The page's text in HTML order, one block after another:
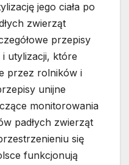
jego ciała po
zwierząt
przepisy
utylizacji, które
przez rolników i
unijne
monitorowania
padłych zwierząt
się
funkcjonują